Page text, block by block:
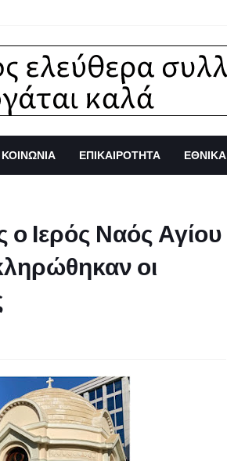
ΚΟΙΝΩΝΙΑ ΕΠΙΚΑΙΡΟΤΗΤΑ ΕΘΝΙΚΑ
Ιερός Ναός Αγίου
οι